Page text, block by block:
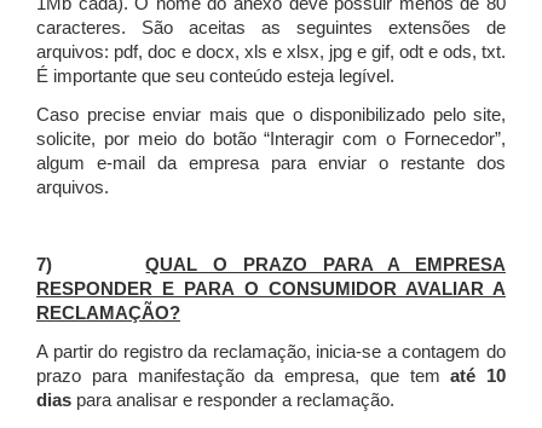
1Mb cada). O nome do anexo deve possuir menos de 80
caracteres. São aceitas as seguintes extensões de
arquivos: pdf, doc e docx, xls e xlsx, jpg e gif, odt e ods, txt.
É importante que seu conteúdo esteja legível.
Caso precise enviar mais que o disponibilizado pelo site,
solicite, por meio do botão “Interagir com o Fornecedor”,
algum e-mail da empresa para enviar o restante dos
arquivos.
7)QUAL O PRAZO PARA A EMPRESA
RESPONDER E PARA O CONSUMIDOR AVALIAR A
RECLAMAÇÃO?
A partir do registro da reclamação, inicia-se a contagem do
prazo para manifestação da empresa, que tematé 10
dias para analisar e responder a reclamação.